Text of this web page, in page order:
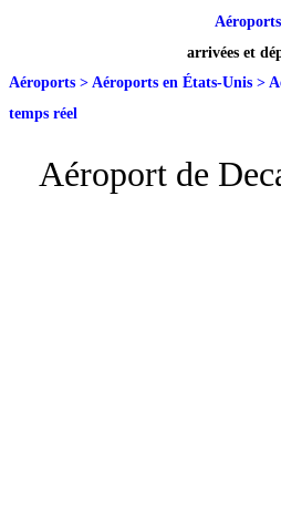
Aéroports
arrivées et
Aéroports > Aéroports en États-Unis >
temps réel
Aéroport de